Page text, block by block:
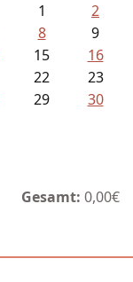
1
2
8
9
15
16
22
23
29
30
Gesamt: 0,00€